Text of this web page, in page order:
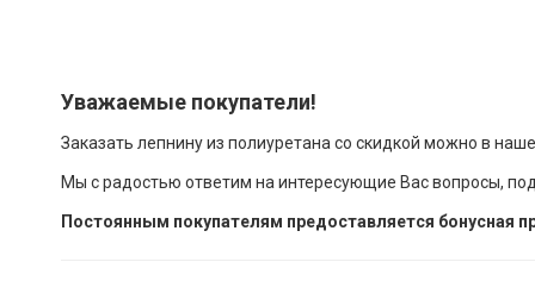
Уважаемые покупатели!
Заказать лепнину из полиуретана со скидкой можно в
Мы с радостью ответим на интересующие Вас вопросы,
Постоянным покупателям предоставляется бонусная